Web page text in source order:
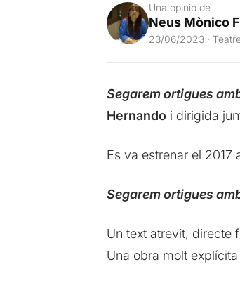
Una opinió de
Neus Mònico
23/06/2023 ·
Segarem ortigues
Hernando i dirigida
Es va estrenar el 2017
Segarem ortigues
Un text atrevit, directe
Una obra molt